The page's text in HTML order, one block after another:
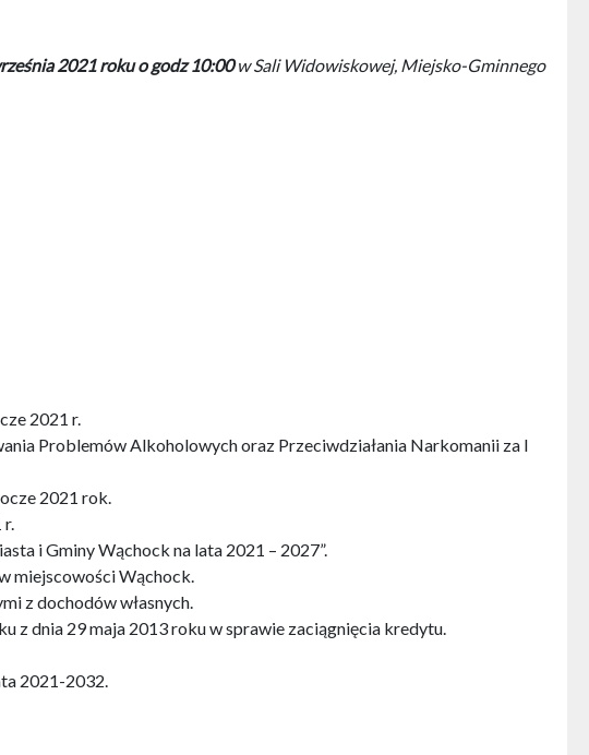
2021 roku o godz 10:00 w Sali Widowiskowej, Miejsko-Gminnego
2021 r.
Problemów Alkoholowych oraz Przeciwdziałania Narkomanii za I
2021 rok.
r.
i Gminy Wąchock na lata 2021 – 2027”.
miejscowości Wąchock.
z dochodów własnych.
z dnia 29 maja 2013 roku w sprawie zaciągnięcia kredytu.
2021-2032.